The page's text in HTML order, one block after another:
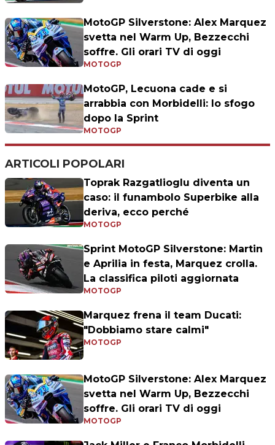
MotoGP Silverstone: Alex Marquez
svetta nel Warm Up, Bezzecchi
soffre. Gli orari TV di oggi
MOTOGP
MotoGP, Lecuona cade e si
arrabbia con Morbidelli: lo sfogo
dopo la Sprint
MOTOGP
ARTICOLI POPOLARI
Toprak Razgatlioglu diventa un
caso: il funambolo Superbike alla
deriva, ecco perché
MOTOGP
Sprint MotoGP Silverstone: Martin
e Aprilia in festa, Marquez crolla.
La classifica piloti aggiornata
MOTOGP
Marquez frena il team Ducati:
"Dobbiamo stare calmi"
MOTOGP
MotoGP Silverstone: Alex Marquez
svetta nel Warm Up, Bezzecchi
soffre. Gli orari TV di oggi
MOTOGP